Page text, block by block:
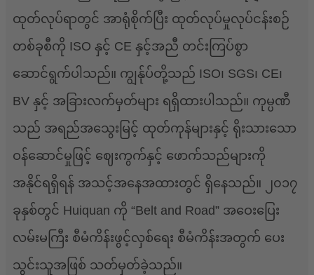
ထုတ်လုပ်ရာတွင် အာရုံစိုက်ပြီး ထုတ်လုပ်မှုလုပ်ငန်းစဉ်
တစ်ခုစီကို ISO နှင့် CE နှင့်အညီ တင်းကြပ်စွာ
ဆောင်ရွက်ပါသည်။ ကျွန်ုပ်တို့သည် ISO၊ SGS၊ CE၊
BV နှင့် အခြားလက်မှတ်များ ရရှိထားပါသည်။ ကုမ္ပဏီ
သည် အရည်အသွေးမြင့် ထုတ်ကုန်များနှင့် ရိုးသားသော
ဝန်ဆောင်မှုဖြင့် ဈေးကွက်နှင့် ဖောက်သည်များကို
အနိုင်ရရှိရန် အသင့်အနေအထားတွင် ရှိနေသည်။ ၂၀၁၇
ခုနှစ်တွင် Huiquan ကို “Belt and Road” အဝေးပြေး
လမ်းမကြီး စီမံကိန်းဖွင့်လှစ်ရေး စီမံကိန်းအတွက် ပေး
သွင်းသူအဖြစ် သတ်မှတ်ခဲ့သည်။